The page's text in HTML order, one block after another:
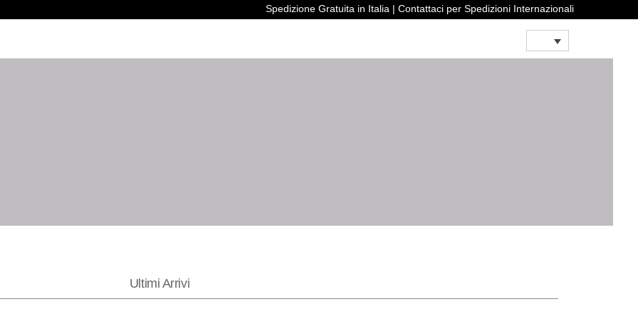
Spedizione Gratuita in Italia | Contattaci per Spedizioni Internazionali
Ultimi Arrivi